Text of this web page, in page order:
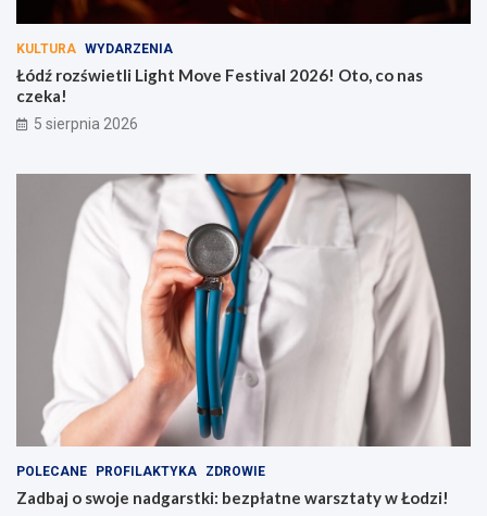
KULTURA WYDARZENIA
Łódź rozświetli Light Move Festival 2026! Oto, co nas
czeka!
5 sierpnia 2026
POLECANE PROFILAKTYKA ZDROWIE
Zadbaj o swoje nadgarstki: bezpłatne warsztaty w Łodzi!